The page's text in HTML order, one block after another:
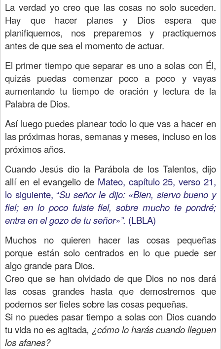
La verdad yo creo que las cosas no solo suceden.
Hay que hacer planes y Dios espera que
planifiquemos, nos preparemos y practiquemos
antes de que sea el momento de actuar.
El primer tiempo que separar es uno a solas con Él,
quizás puedas comenzar poco a poco y vayas
aumentando tu tiempo de oración y lectura de la
Palabra de Dios.
Así luego puedes planear todo lo que vas a hacer en
las próximas horas, semanas y meses, incluso en los
próximos años.
Cuando Jesús dio la Parábola de los Talentos, dijo
allí en el evangelio de Mateo, capítulo 25, verso 21,
lo siguiente, “Su señor le dijo: «Bien, siervo bueno y
fiel; en lo poco fuiste fiel, sobre mucho te pondré;
entra en el gozo de tu señor»”. (LBLA)
Muchos no quieren hacer las cosas pequeñas
porque están solo centrados en lo que puede ser
algo grande para Dios.
Creo que se han olvidado de que Dios no nos dará
las cosas grandes hasta que demostremos que
podemos ser fieles sobre las cosas pequeñas.
Si no puedes pasar tiempo a solas con Dios cuando
tu vida no es agitada, ¿cómo lo harás cuando lleguen
los afanes?